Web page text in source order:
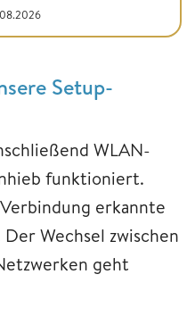
Setup-
WLAN-
funktioniert.
erkannte
Wechsel zwischen
geht